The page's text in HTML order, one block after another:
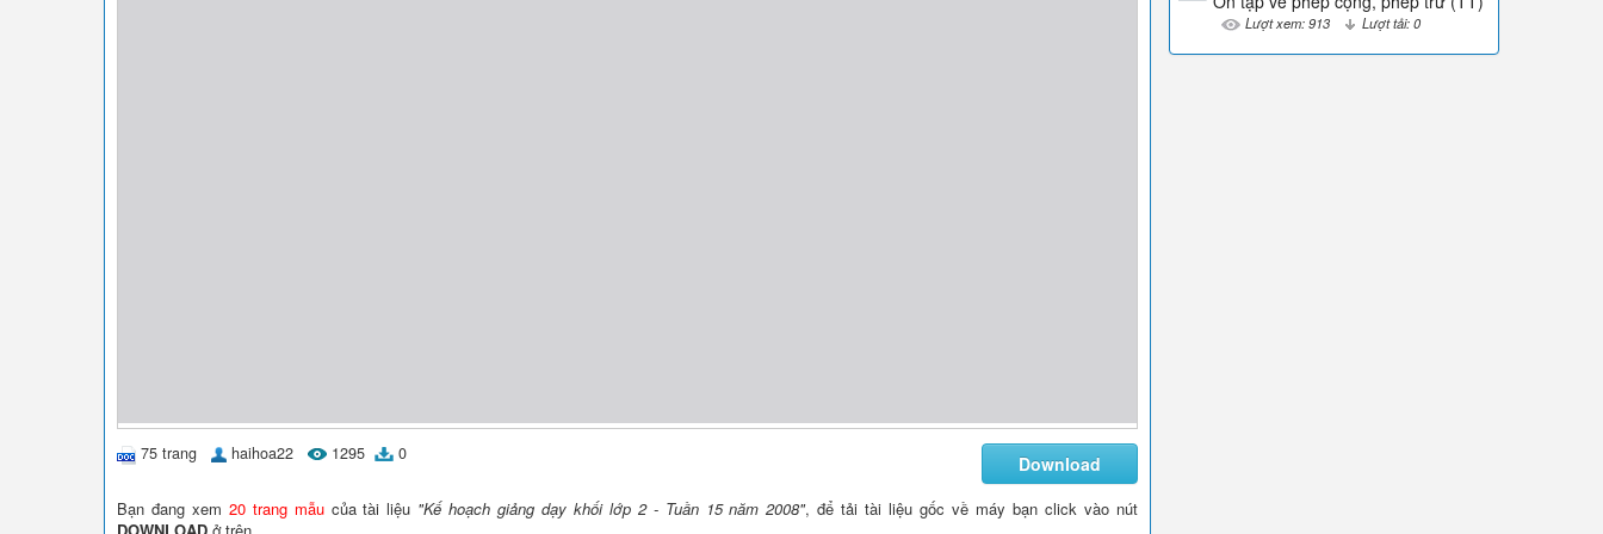
75 trang haihoa22 1295 0 Download
Bạn đang xem 20 trang mẫucủa tài liệu "Kế hoạch giảng dạy khối lớp 2 - Tuần 15 năm 2008", để tải tài liệu gốc về máy bạn click vào nút
Lượt xem: 913 Lượt tải: 0